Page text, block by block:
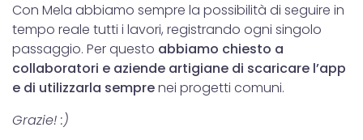
Con Mela abbiamo sempre la possibilità di seguire in
tempo reale tutti i lavori, registrando ogni singolo
passaggio. Per questo abbiamo chiesto a
collaboratori e aziende artigiane di scaricare l’app
e di utilizzarla semprenei progetti comuni.
Grazie! :)